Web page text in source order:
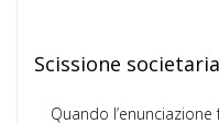
Scissione
Quando